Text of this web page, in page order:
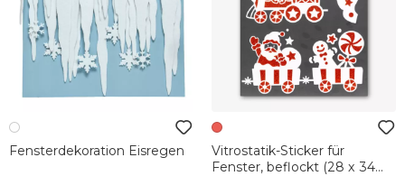
Fensterdekoration Eisregen
Vitrostatik-Sticker für
Fenster, beflockt (28 x 34